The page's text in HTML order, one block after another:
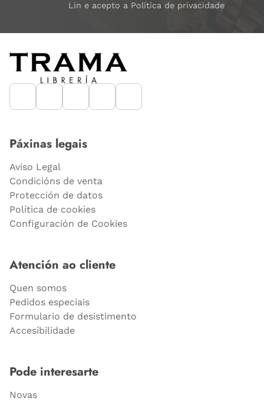
Lin e acepto a Política de privacidade
Páxinas legais
Aviso Legal
Condicións de venta
Protección de datos
Política de cookies
Configuración de Cookies
Atención ao cliente
Quen somos
Pedidos especiais
Formulario de desistimento
Accesibilidade
Pode interesarte
Novas